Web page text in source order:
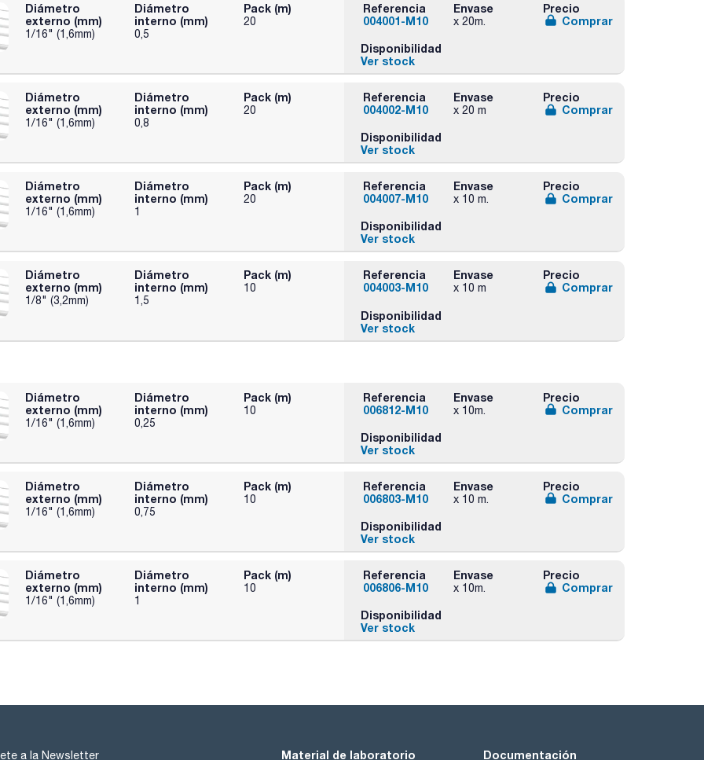
Diámetro
externo (mm)
1/16" (1,6mm)
Diámetro
interno (mm)
0,5
Pack (m)
20
Referencia
004001-M10
Envase
x 20m.
Precio
Comprar
Disponibilidad
Ver stock
Diámetro
externo (mm)
1/16" (1,6mm)
Diámetro
interno (mm)
0,8
Pack (m)
20
Referencia
004002-M10
Envase
x 20 m
Precio
Comprar
Disponibilidad
Ver stock
Diámetro
externo (mm)
1/16" (1,6mm)
Diámetro
interno (mm)
1
Pack (m)
20
Referencia
004007-M10
Envase
x 10 m.
Precio
Comprar
Disponibilidad
Ver stock
Diámetro
externo (mm)
1/8" (3,2mm)
Diámetro
interno (mm)
1,5
Pack (m)
10
Referencia
004003-M10
Envase
x 10 m
Precio
Comprar
Disponibilidad
Ver stock
Diámetro
externo (mm)
1/16" (1,6mm)
Diámetro
interno (mm)
0,25
Pack (m)
10
Referencia
006812-M10
Envase
x 10m.
Precio
Comprar
Disponibilidad
Ver stock
Diámetro
externo (mm)
1/16" (1,6mm)
Diámetro
interno (mm)
0,75
Pack (m)
10
Referencia
006803-M10
Envase
x 10 m.
Precio
Comprar
Disponibilidad
Ver stock
Diámetro
externo (mm)
1/16" (1,6mm)
Diámetro
interno (mm)
1
Pack (m)
10
Referencia
006806-M10
Envase
x 10m.
Precio
Comprar
Disponibilidad
Ver stock
a la Newsletter Material de laboratorio Documentación